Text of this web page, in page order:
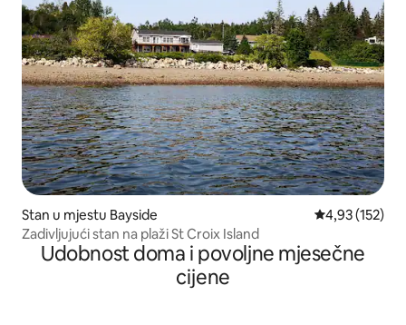
Stan u mjestu Bayside Prosječna
4,93 (152)
Zadivljujući stan na plaži St Croix Island
Udobnost doma i povoljne mjesečne
cijene